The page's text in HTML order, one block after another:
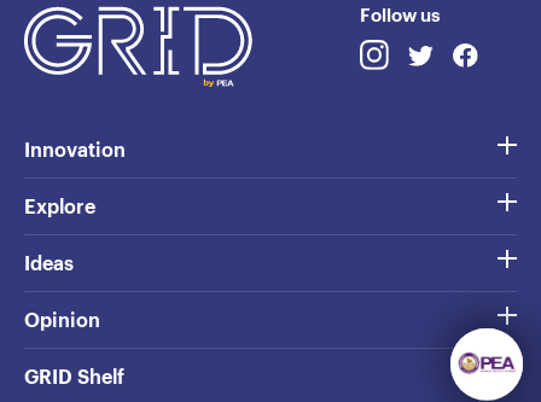
Follow us
Innovation
Explore
Ideas
Opinion
GRID Shelf